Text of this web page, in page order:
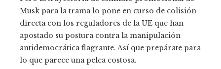
Musk para la trama lo pone en curso de colisión
directa con los reguladores de la UE que han
apostado su postura contra la manipulación
antidemocrática flagrante. Así que prepárate para
lo que parece una pelea costosa.